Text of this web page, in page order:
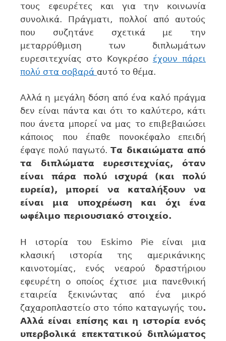
τους εφευρέτες και για την κοινωνία
συνολικά. Πράγματι, πολλοί από αυτούς
που συζητάνε σχετικά με την
μεταρρύθμιση των διπλωμάτων
ευρεσιτεχνίας στο Κογκρέσο έχουν πάρει
πολύ στα σοβαρά αυτό το θέμα.
Αλλά η μεγάλη δόση από ένα καλό πράγμα
δεν είναι πάντα και ότι το καλύτερο, κάτι
που άνετα μπορεί να μας το επιβεβαιώσει
κάποιος που έπαθε πονοκέφαλο επειδή
έφαγε πολύ παγωτό.Τα δικαιώματα από
τα διπλώματα ευρεσιτεχνίας, όταν
είναι πάρα πολύ ισχυρά (και πολύ
ευρεία), μπορεί να καταλήξουν να
είναι μια υποχρέωση και όχι ένα
ωφέλιμο περιουσιακό στοιχείο.
Η ιστορία του Eskimo Pie είναι μια
κλασική ιστορία της αμερικάνικης
καινοτομίας, ενός νεαρού δραστήριου
εφευρέτη ο οποίος έχτισε μια πανεθνική
εταιρεία ξεκινώντας από ένα μικρό
ζαχαροπλαστείο στο τόπο καταγωγής του.
Αλλά είναι επίσης και η ιστορία ενός
υπερβολικά επεκτατικού διπλώματος